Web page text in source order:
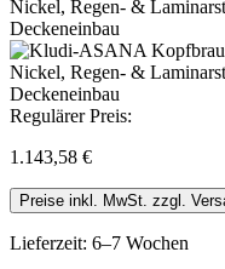
Regulärer Preis:
1.143,58 €
Preise inkl. MwSt. zzgl.
Lieferzeit: 6–7 Wochen